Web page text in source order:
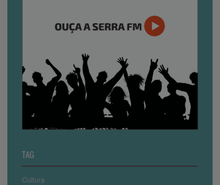
TAG
Cultura